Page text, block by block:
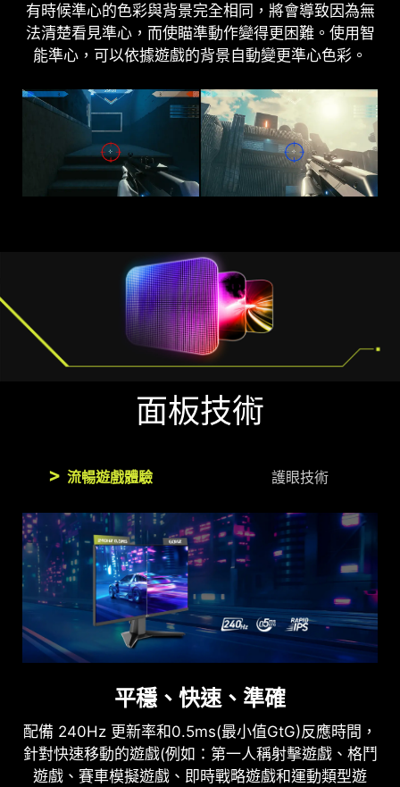
有時候準心的色彩與背景完全相同，將會導致因為無
法清楚看見準心，而使瞄準動作變得更困難。使用智
能準心，可以依據遊戲的背景自動變更準心色彩。
全新的AI Vision技術不僅可以調整黑暗區域的細節，
還 可以增強整體亮度和色彩飽和度。
面板技術
流暢遊戲體驗 護眼技術
平穩、快速、準確
配備 240Hz 更新率和0.5ms(最小值GtG)反應時間，
針對快速移動的遊戲(例如：第一人稱射擊遊戲、格鬥
遊戲、賽車模擬遊戲、即時戰略遊戲和運動類型遊
防閃爍、減藍光技術可減少閃爍並顯示較低藍光，從
而提供舒適的觀看體驗。